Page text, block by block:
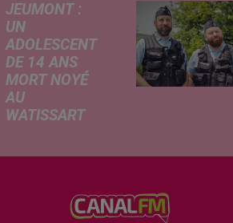
JEUMONT :
UN
ADOLESCENT
DE 14 ANS
MORT NOYÉ
AU
WATISSART
informations
lundi par nos
confrères de La